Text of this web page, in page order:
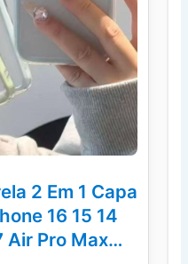
2 Em 1 Capa
16 15 14
Air Pro Max